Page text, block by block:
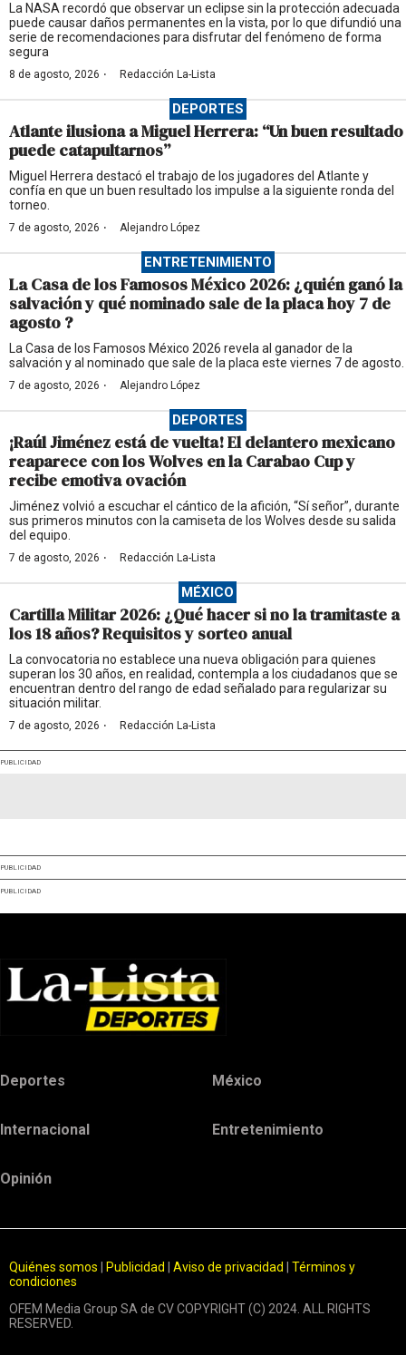
La NASA recordó que observar un eclipse sin la protección adecuada
puede causar daños permanentes en la vista, por lo que difundió una
serie de recomendaciones para disfrutar del fenómeno de forma
segura
8 de agosto, 2026 · Redacción La-Lista
DEPORTES
Atlante ilusiona a Miguel Herrera: “Un buen resultado
puede catapultarnos”
Miguel Herrera destacó el trabajo de los jugadores del Atlante y
confía en que un buen resultado los impulse a la siguiente ronda del
torneo.
7 de agosto, 2026 · Alejandro López
ENTRETENIMIENTO
La Casa de los Famosos México 2026: ¿quién ganó la
salvación y qué nominado sale de la placa hoy 7 de
agosto ?
La Casa de los Famosos México 2026 revela al ganador de la
salvación y al nominado que sale de la placa este viernes 7 de agosto.
7 de agosto, 2026 · Alejandro López
DEPORTES
¡Raúl Jiménez está de vuelta! El delantero mexicano
reaparece con los Wolves en la Carabao Cup y
recibe emotiva ovación
Jiménez volvió a escuchar el cántico de la afición, “Sí señor”, durante
sus primeros minutos con la camiseta de los Wolves desde su salida
del equipo.
7 de agosto, 2026 · Redacción La-Lista
MÉXICO
Cartilla Militar 2026: ¿Qué hacer si no la tramitaste a
los 18 años? Requisitos y sorteo anual
La convocatoria no establece una nueva obligación para quienes
superan los 30 años, en realidad, contempla a los ciudadanos que se
encuentran dentro del rango de edad señalado para regularizar su
situación militar.
7 de agosto, 2026 · Redacción La-Lista
PUBLICIDAD
PUBLICIDAD
PUBLICIDAD
Deportes México
Internacional Entretenimiento
Opinión
Quiénes somos Publicidad Aviso de privacidad
Términos y
condiciones
OFEM Media Group SA de CV COPYRIGHT (C) 2024. ALL RIGHTS
RESERVED.